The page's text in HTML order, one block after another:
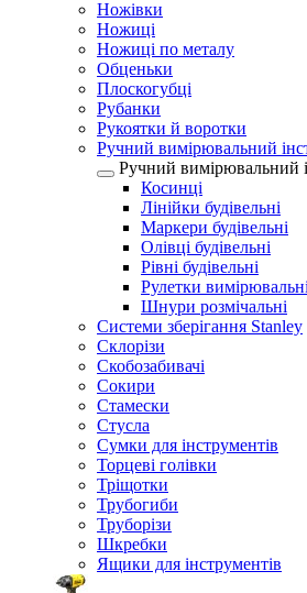
Ножівки
Ножиці
Ножиці по металу
Обценьки
Плоскогубці
Рубанки
Рукоятки й воротки
Ручний вимірювальний
Ручний вимірювальний
Косинці
Лінійки будівельні
Маркери будівельні
Олівці будівельні
Рівні будівельні
Рулетки вимірювальні
Шнури розмічальні
Системи зберігання Stanley
Склорізи
Скобозабивачі
Сокири
Стамески
Стусла
Сумки для інструментів
Торцеві голівки
Тріщотки
Трубогиби
Труборізи
Шкребки
Ящики для інструментів